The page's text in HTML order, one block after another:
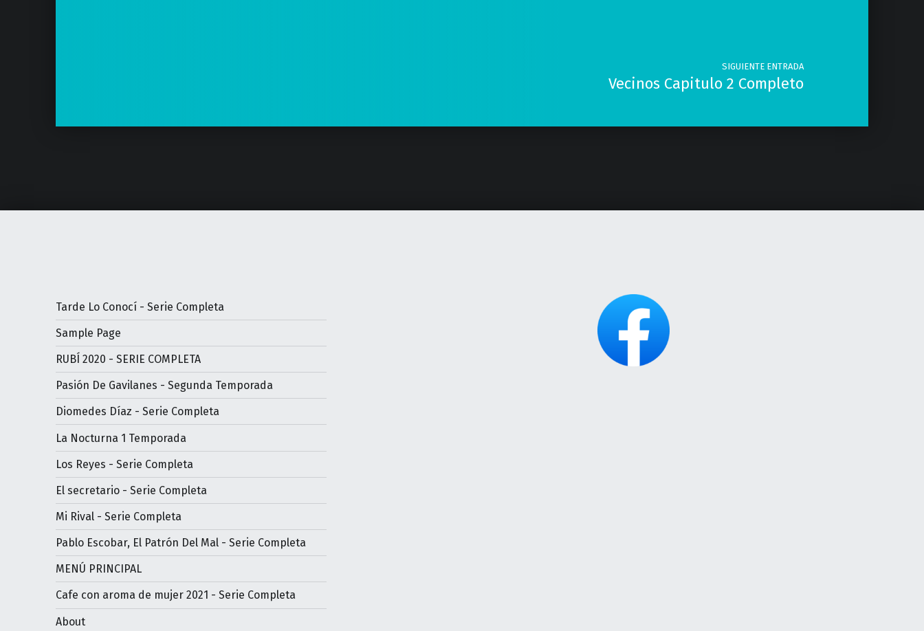
SIGUIENTE ENTRADA
Vecinos Capitulo 2 Completo
Tarde Lo Conocí - Serie Completa
Sample Page
RUBÍ 2020 - SERIE COMPLETA
Pasión De Gavilanes - Segunda Temporada
Diomedes Díaz - Serie Completa
La Nocturna 1 Temporada
Los Reyes - Serie Completa
El secretario - Serie Completa
Mi Rival - Serie Completa
Pablo Escobar, El Patrón Del Mal - Serie Completa
MENÚ PRINCIPAL
Cafe con aroma de mujer 2021 - Serie Completa
About